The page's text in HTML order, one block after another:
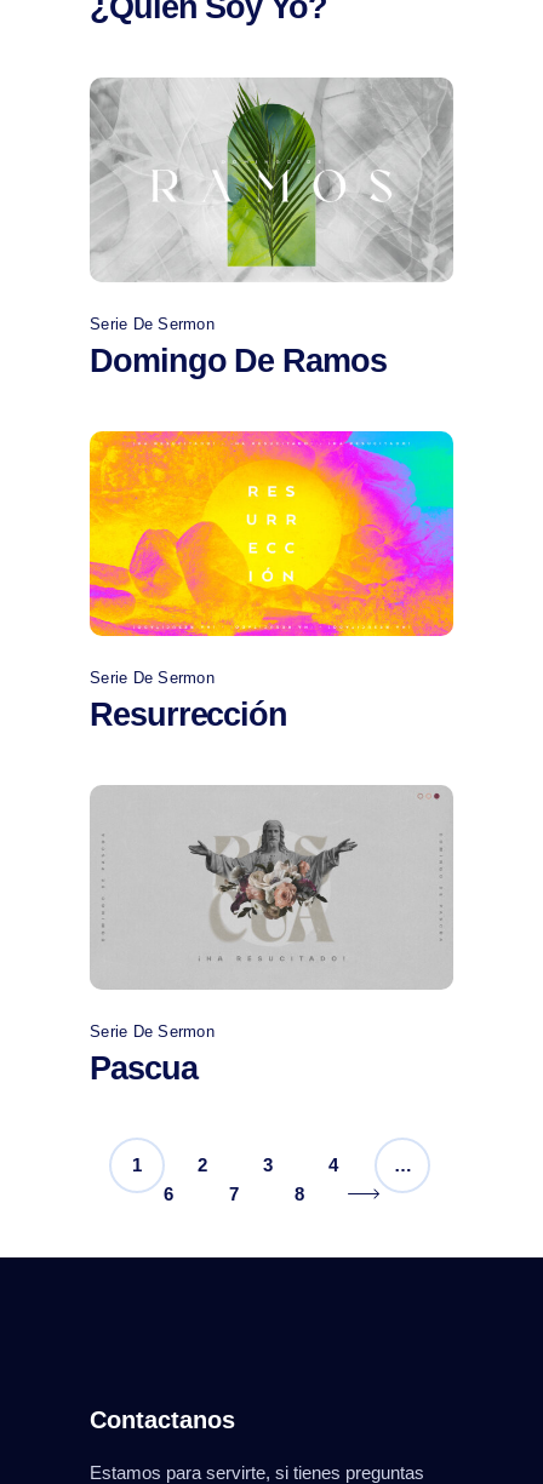
¿Quien Soy Yo?
Comprar
Serie De Sermon
Domingo De Ramos
Comprar
Serie De Sermon
Resurrección
Comprar
Serie De Sermon
Pascua
1 2 3 4
…
6
7 8
Contactanos
Estamos para servirte, si tienes preguntas